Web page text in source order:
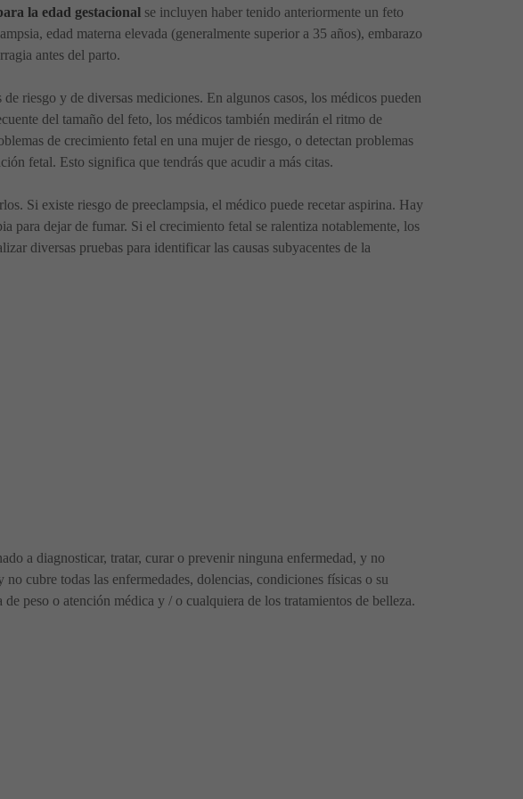
la edad gestacional se incluyen haber tenido anteriormente un feto
edad materna elevada (generalmente superior a 35 años), embarazo
antes del parto.
riesgo y de diversas mediciones. En algunos casos, los médicos pueden
del tamaño del feto, los médicos también medirán el ritmo de
de crecimiento fetal en una mujer de riesgo, o detectan problemas
fetal. Esto significa que tendrás que acudir a más citas.
Si existe riesgo de preeclampsia, el médico puede recetar aspirina. Hay
para dejar de fumar. Si el crecimiento fetal se ralentiza notablemente, los
diversas pruebas para identificar las causas subyacentes de la
a diagnosticar, tratar, curar o prevenir ninguna enfermedad, y no
cubre todas las enfermedades, dolencias, condiciones físicas o su
peso o atención médica y / o cualquiera de los tratamientos de belleza.